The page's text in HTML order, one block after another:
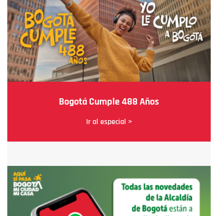
Bogotá Cumple 488 Años
Ir al especial >